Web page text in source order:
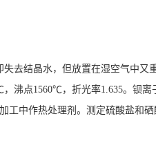
去结晶水，但放置在湿空气中又
沸点1560℃，折光率1.635。钡离
工中作热处理剂。测定硫酸盐和